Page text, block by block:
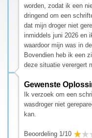
worden, zodat ik een
dringend om een
dat mijn droger niet
inmiddels juni 2026 en
waardoor mijn was in
Bovendien heb ik een
deze situatie verergert
Gewenste
Ik verzoek om een
wasdroger niet
kan.
Beoordeling 1/10